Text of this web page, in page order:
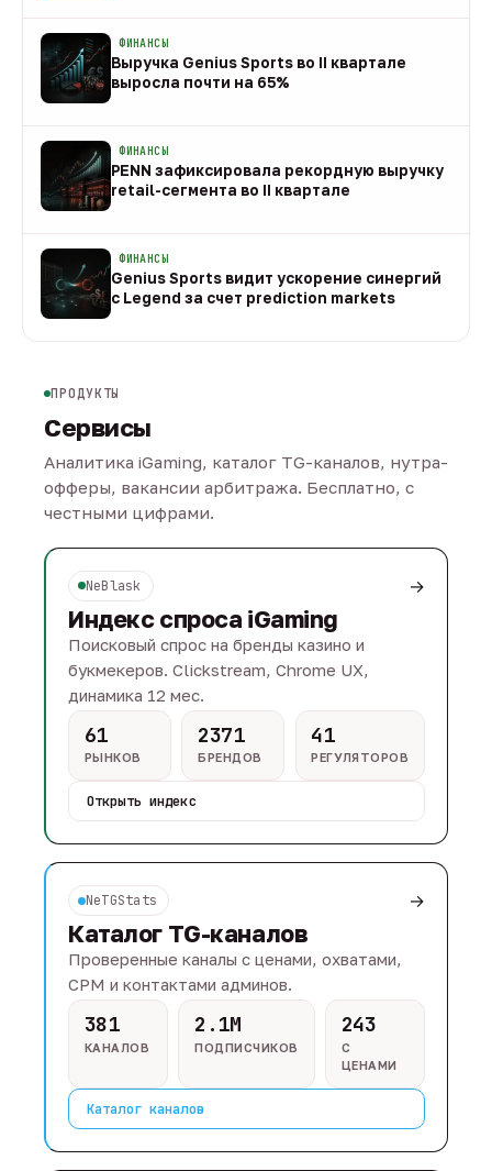
ФИНАНСЫ
Выручка Genius Sports во II квартале
выросла почти на 65%
ФИНАНСЫ
PENN зафиксировала рекордную выручку
retail-сегмента во II квартале
ФИНАНСЫ
Genius Sports видит ускорение синергий
с Legend за счет prediction markets
ПРОДУКТЫ
Сервисы
Аналитика iGaming, каталог TG-каналов, нутра-
офферы, вакансии арбитража. Бесплатно, с
честными цифрами.
NeBlask →
Индекс спроса iGaming
Поисковый спрос на бренды казино и
букмекеров. Clickstream, Chrome UX,
динамика 12 мес.
61
РЫНКОВ
2371
БРЕНДОВ
41
РЕГУЛЯТОРОВ
Открыть индекс
NeTGStats →
Каталог TG-каналов
Проверенные каналы с ценами, охватами,
CPM и контактами админов.
381
КАНАЛОВ
2.1M
ПОДПИСЧИКОВ
243
С
ЦЕНАМИ
Каталог каналов